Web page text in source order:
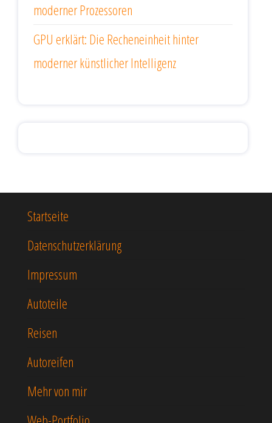
moderner Prozessoren
GPU erklärt: Die Recheneinheit hinter
moderner künstlicher Intelligenz
Startseite
Datenschutzerklärung
Impressum
Autoteile
Reisen
Autoreifen
Mehr von mir